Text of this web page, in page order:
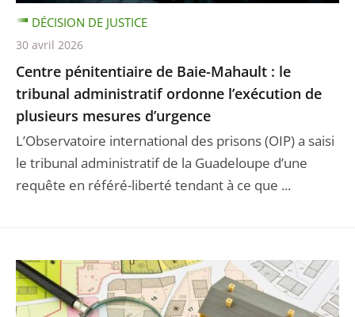
Centre pénitentiaire de Baie-Mahault : le
tribunal administratif ordonne l’exécution de
plusieurs mesures d’urgence
L’Observatoire international des prisons (OIP) a saisi
le tribunal administratif de la Guadeloupe d’une
requête en référé-liberté tendant à ce que ...
DÉCISION DE JUSTICE
30 avril 2026